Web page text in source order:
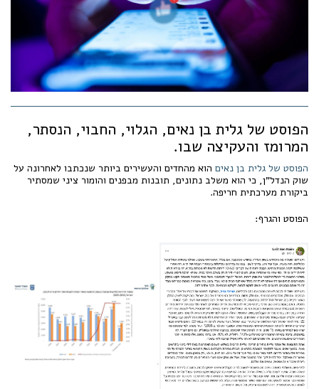
הפוסט של גלית בן נאים, הגלוי, החבוי, הנסתר,
המרומז והעקיצה שבו.
הפוסט של גלית בן נאים הוא מהחדים והעשירים ביותר שנכתבו לאחרונה על
שוק הנדל"ן, כי הוא משלב נתונים, תובנות מבפנים והומור ציני שמסתיר
ביקורת מערכתית חריפה.
הפוסט והגרף: